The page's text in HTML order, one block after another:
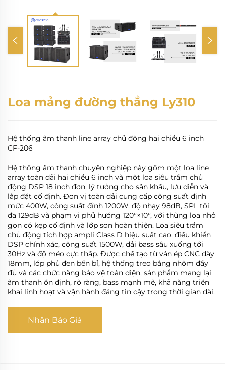
Loa mảng đường thẳng Ly310
Hệ thống âm thanh line array chủ động hai chiều 6 inch
CF-206
Hệ thống âm thanh chuyên nghiệp này gồm một loa line
array toàn dải hai chiều 6 inch và một loa siêu trầm chủ
động DSP 18 inch đơn, lý tưởng cho sân khấu, lưu diễn và
lắp đặt cố định. Đơn vị toàn dải cung cấp công suất định
mức 400W, công suất đỉnh 1200W, độ nhạy 98dB, SPL tối
đa 129dB và phạm vi phủ hướng 120°×10°, với thùng loa nhỏ
gọn có kẹp cố định và lớp sơn hoàn thiện. Loa siêu trầm
chủ động tích hợp ampli Class D hiệu suất cao, điều khiển
DSP chính xác, công suất 1500W, dải bass sâu xuống tới
30Hz và độ méo cực thấp. Được chế tạo từ ván ép CNC dày
18mm, lớp phủ đen bền bỉ, hệ thống treo bằng nhôm đầy
đủ và các chức năng bảo vệ toàn diện, sản phẩm mang lại
âm thanh ổn định, rõ ràng, bass mạnh mẽ, khả năng triển
khai linh hoạt và vận hành đáng tin cậy trong thời gian dài.
Nhận Báo Giá